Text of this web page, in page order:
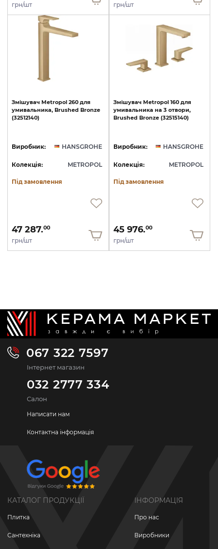
грн/шт грн/шт
Змішувач Metropol 260 для
умивальника, Brushed Bronze
(32512140)
Виробник: HANSGROHE
Колекція: METROPOL
Під замовлення
47 287.00
грн/шт
Змішувач Metropol 160 для
умивальника на 3 отвори,
Brushed Bronze (32515140)
Виробник: HANSGROHE
Колекція: METROPOL
Під замовлення
45 976.00
грн/шт
067 322 7597
Інтернет магазин
032 2777 334
Салон
Написати нам
Контактна інформація
КАТАЛОГ ПРОДУКЦІЇ
Плитка
Сантехніка
ІНФОРМАЦІЯ
Про нас
Виробники